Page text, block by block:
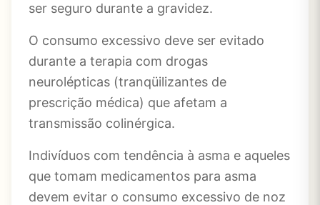
ser seguro durante a gravidez.
O consumo excessivo deve ser evitado
durante a terapia com drogas
neurolépticas (tranqüilizantes de
prescrição médica) que afetam a
transmissão colinérgica.
Indivíduos com tendência à asma e aqueles
que tomam medicamentos para asma
devem evitar o consumo excessivo de noz